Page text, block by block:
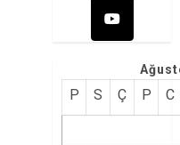
P S Ç P C